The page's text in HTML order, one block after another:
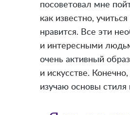
посоветовал мне
как известно,
нравится. Все эти
и интересными
очень активный
и искусстве.
изучаю основы